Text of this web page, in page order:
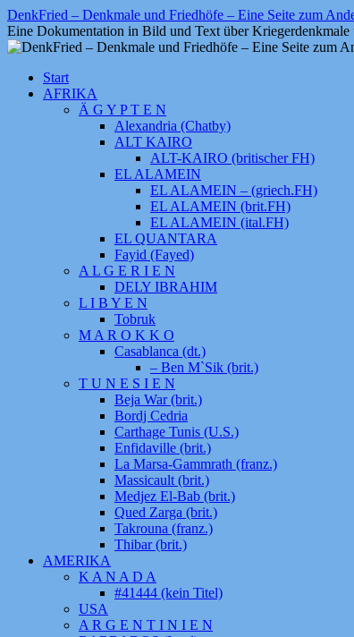
Zum
Inhalt
springen
DenkFried – Denkmale und Friedhöfe – Eine Seite zum
Eine Dokumentation in Bild und Text über Kriegerdenkmale
Start
AFRIKA
Ä G Y P T E N
Alexandria (Chatby)
ALT KAIRO
ALT-KAIRO (britischer FH)
EL ALAMEIN
EL ALAMEIN – (griech.FH)
EL ALAMEIN (brit.FH)
EL ALAMEIN (ital.FH)
EL QUANTARA
Fayid (Fayed)
A L G E R I E N
DELY IBRAHIM
L I B Y E N
Tobruk
M A R O K K O
Casablanca (dt.)
– Ben M`Sik (brit.)
T U N E S I E N
Beja War (brit.)
Bordj Cedria
Carthage Tunis (U.S.)
Enfidaville (brit.)
La Marsa-Gammrath (franz.)
Massicault (brit.)
Medjez El-Bab (brit.)
Qued Zarga (brit.)
Takrouna (franz.)
Thibar (brit.)
AMERIKA
K A N A D A
#41444 (kein Titel)
USA
A R G E N T I N I E N